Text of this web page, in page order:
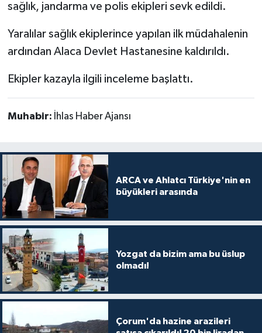
sağlık, jandarma ve polis ekipleri sevk edildi.
Yaralılar sağlık ekiplerince yapılan ilk müdahalenin
ardından Alaca Devlet Hastanesine kaldırıldı.
Ekipler kazayla ilgili inceleme başlattı.
Muhabir: İhlas Haber Ajansı
ARCA ve Ahlatcı Türkiye'nin en
büyükleri arasında
Yozgat da bizim ama bu üslup
olmadı!
Çorum'da hazine arazileri